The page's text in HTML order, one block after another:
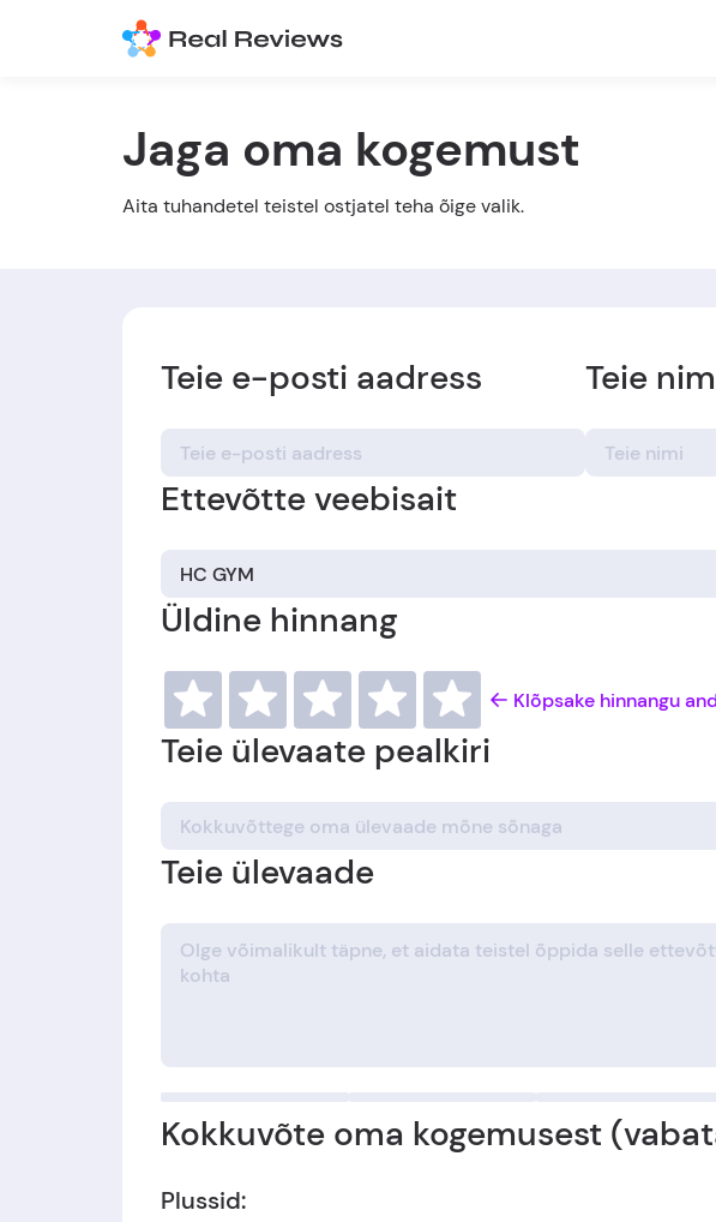
Jaga oma kogemust
Aita tuhandetel teistel ostjatel teha õige valik.
Teie e-posti aadress Teie
Ettevõtte veebisait
Üldine hinnang
Klõpsake hinnangu
Teie ülevaate pealkiri
Teie ülevaade
Kokkuvõte oma kogemusest
Plussid: